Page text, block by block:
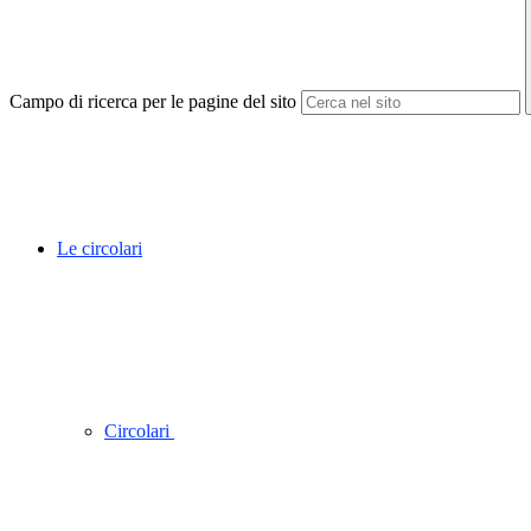
Campo di ricerca per le pagine del sito
Le circolari
Circolari